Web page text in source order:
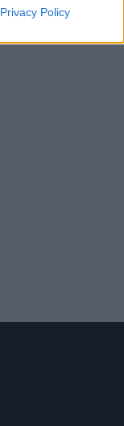
Privacy Policy